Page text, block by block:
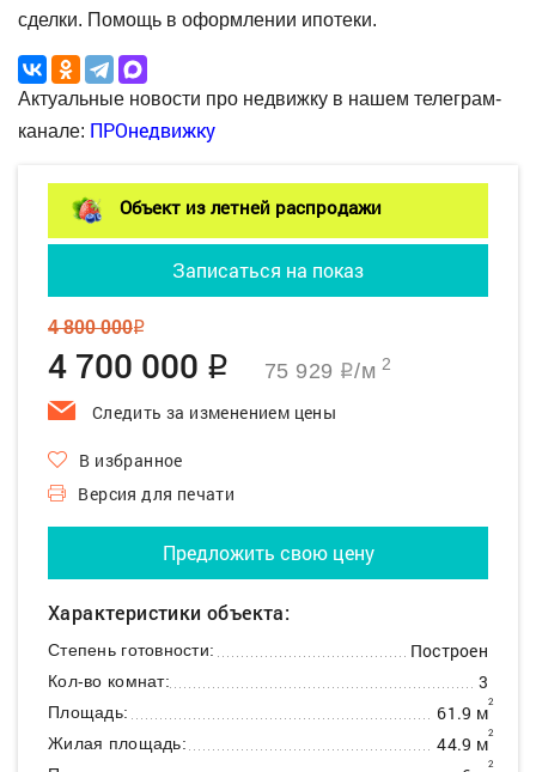
сделки. Помощь в оформлении ипотеки.
Актуальные новости про недвижку в нашем телеграм-
канале: ПРОнедвижку
Объект из летней распродажи
Записаться на показ
4 800 000q
4 700 000 q 75 929 q/м2
Следить за изменением цены
В избранное
Версия для печати
Предложить свою цену
Характеристики объекта:
Степень готовности: Построен
Кол-во комнат: 3
Площадь: 61.9 м2
Жилая площадь: 44.9 м2
2